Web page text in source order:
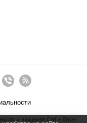
и нажмите Ctrl + Enter